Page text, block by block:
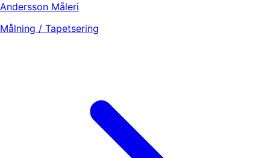
Andersson Måleri
Målning / Tapetsering